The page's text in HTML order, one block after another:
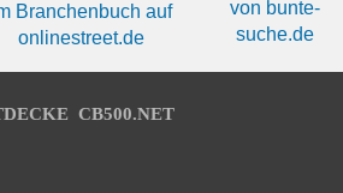
CB500.NET